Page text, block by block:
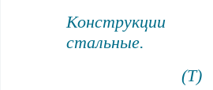
Конструкции
стальные.
(Т)